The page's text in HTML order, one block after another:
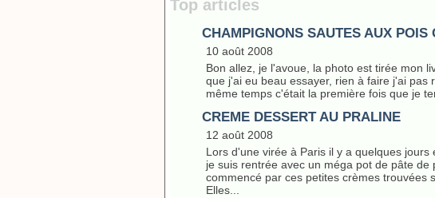
Top articles
CHAMPIGNONS SAUTES AUX POIS
10 août 2008
Bon allez, je l'avoue, la photo est tirée mon
que j'ai eu beau essayer, rien à faire j'ai pas
même temps c'était la première fois que je
CREME DESSERT AU PRALINE
12 août 2008
Lors d'une virée à Paris il y a quelques
je suis rentrée avec un méga pot de pâte de
commencé par ces petites crèmes trouvées
Elles...